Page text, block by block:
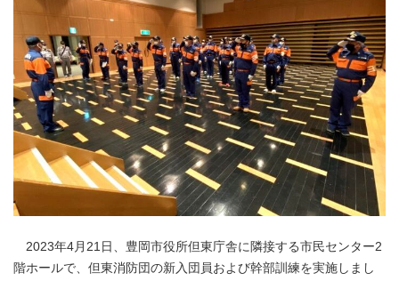
2023年4月21日、豊岡市役所但東庁舎に隣接する市民センター2
階ホールで、但東消防団の新入団員および幹部訓練を実施しまし